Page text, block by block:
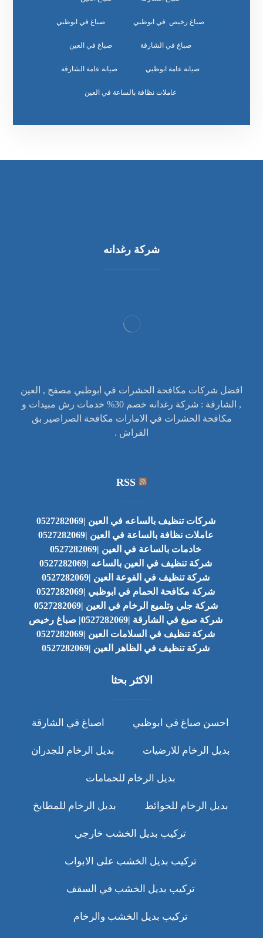
صباغ رخيص في ابوظبي صباغ في ابوظبي
صباغ في الشارقة صباغ في العين
صيانة عامة ابوظبي صيانة عامة الشارقة
عاملات نظافة بالساعة في العين
شركة رغدانه
افضل شركات مكافحة الحشرات في ابوظبي مصفح , العين
, الشارقة : شركة رغدانه خصم 30% خدمات رش مبيدات و
مكافحة الحشرات في الامارات مكافحة الصراصير بق
الفراش .
RSS
شركات تنظيف بالساعه في العين |0527282069
عاملات نظافة بالساعة في العين |0527282069
خادمات بالساعة في العين |0527282069
شركة تنظيف في العين بالساعه |0527282069
شركة تنظيف في الفوعة العين |0527282069
شركة مكافحة الحمام في ابوظبي |0527282069
شركة جلي وتلميع الرخام في العين |0527282069
شركة صبغ في الشارقة |0527282069| صباغ رخيص
شركة تنظيف في السلامات العين |0527282069
شركة تنظيف في الظاهر العين |0527282069
الاكثر بحثا
احسن صباغ في ابوظبي اصباغ في الشارقة
بديل الرخام للارضيات بديل الرخام للجدران
بديل الرخام للحمامات
بديل الرخام للحوائط بديل الرخام للمطابخ
تركيب بديل الخشب خارجي
تركيب بديل الخشب على الابواب
تركيب بديل الخشب في السقف
تركيب بديل الخشب والرخام